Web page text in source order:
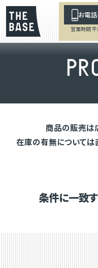
お電
営業時間
PR
商品の販売は
在庫の有無については
条件に一致